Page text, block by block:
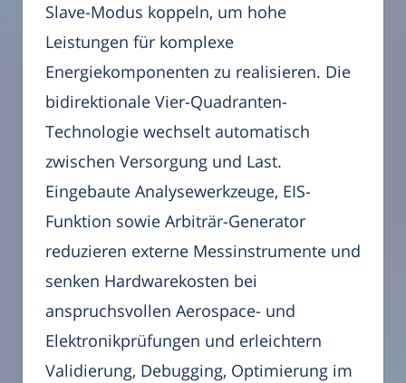
Slave-Modus koppeln, um hohe
Leistungen für komplexe
Energiekomponenten zu realisieren. Die
bidirektionale Vier-Quadranten-
Technologie wechselt automatisch
zwischen Versorgung und Last.
Eingebaute Analysewerkzeuge, EIS-
Funktion sowie Arbiträr-Generator
reduzieren externe Messinstrumente und
senken Hardwarekosten bei
anspruchsvollen Aerospace- und
Elektronikprüfungen und erleichtern
Validierung, Debugging, Optimierung im